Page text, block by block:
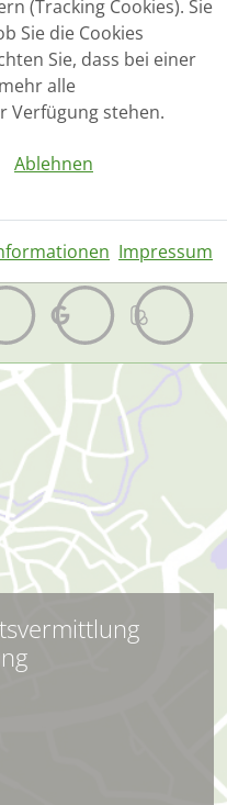
(Tracking Cookies). Sie
Sie die Cookies
Sie, dass bei einer
alle
Verfügung stehen.
Ablehnen
Impressum